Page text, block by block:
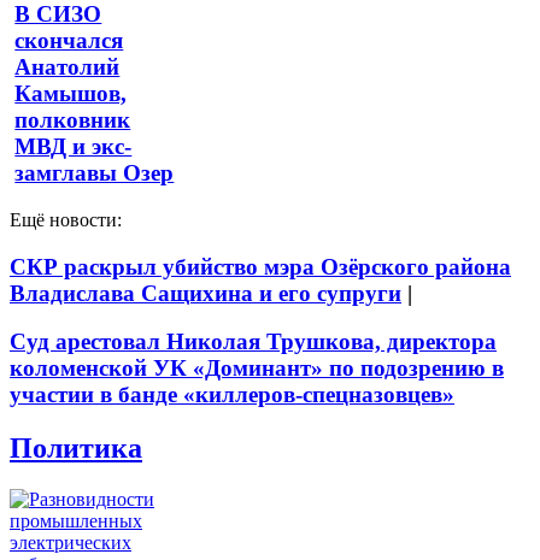
В СИЗО
скончался
Анатолий
Камышов,
полковник
МВД и экс-
замглавы Озер
Ещё новости:
СКР раскрыл убийство мэра Озёрского района
Владислава Сащихина и его супруги |
Суд арестовал Николая Трушкова, директора
коломенской УК «Доминант» по подозрению в
участии в банде «киллеров-спецназовцев»
Политика